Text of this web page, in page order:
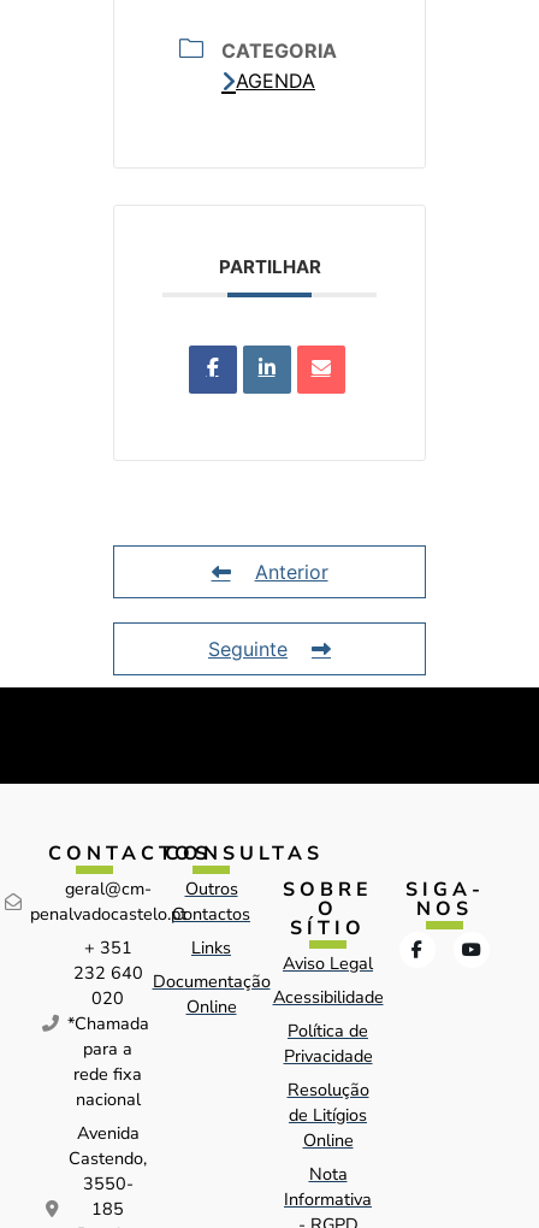
CATEGORIA
AGENDA
PARTILHAR
Anterior
Seguinte
CONTACTOS
geral@cm-
penalvadocastelo.pt
+ 351
232 640
020
*Chamada
para a
rede fixa
nacional
Avenida
Castendo,
3550-
185
CONSULTAS
Outros
Contactos
Links
Documentação
Online
SOBRE
O
SÍTIO
Aviso Legal
Acessibilidade
Política de
Privacidade
Resolução
de Litígios
Online
Nota
Informativa
SIGA-
NOS